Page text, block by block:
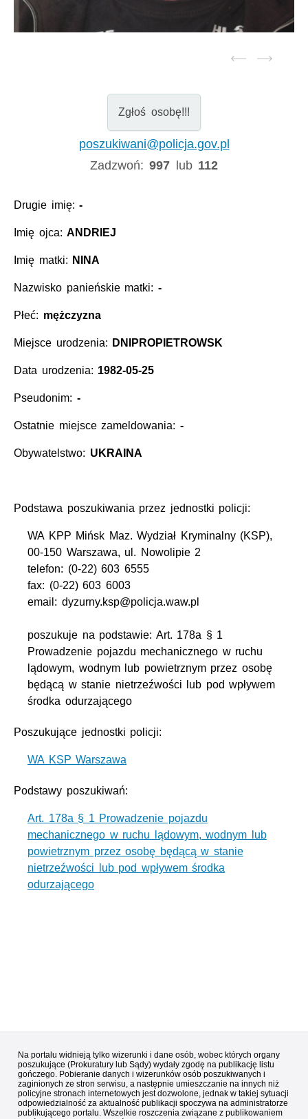
Zgłoś osobę!!!
poszukiwani@policja.gov.pl
Zadzwoń:997 lub 112
Drugie imię:-
Imię ojca:ANDRIEJ
Imię matki: NINA
Nazwisko panieńskie matki: -
Płeć: mężczyzna
Miejsce urodzenia: DNIPROPIETROWSK
Data urodzenia: 1982-05-25
Pseudonim: -
Ostatnie miejsce zameldowania: -
Obywatelstwo: UKRAINA
Podstawa poszukiwania przez jednostki policji:
WA KPP Mińsk Maz. Wydział Kryminalny (KSP),
00-150 Warszawa, ul. Nowolipie 2
telefon: (0-22) 603 6555
fax: (0-22) 603 6003
email: dyzurny.ksp@policja.waw.pl
poszukuje na podstawie: Art. 178a § 1
Prowadzenie pojazdu mechanicznego w ruchu
lądowym, wodnym lub powietrznym przez osobę
będącą w stanie nietrzeźwości lub pod wpływem
środka odurzającego
Poszukujące jednostki policji:
WA KSP Warszawa
Podstawy poszukiwań:
Art. 178a § 1 Prowadzenie pojazdu
mechanicznego w ruchu lądowym, wodnym lub
powietrznym przez osobę będącą w stanie
nietrzeźwości lub pod wpływem środka
odurzającego
Na portalu widnieją tylko wizerunki i dane osób, wobec których organy
poszukujące (Prokuratury lub Sądy) wydały zgodę na publikację listu
gończego. Pobieranie danych i wizerunków osób poszukiwanych i
zaginionych ze stron serwisu, a następnie umieszczanie na innych niż
policyjne stronach internetowych jest dozwolone, jednak w takiej sytuacji
odpowiedzialność za aktualność publikacji spoczywa na administratorze
publikującego portalu. Wszelkie roszczenia związane z publikowaniem